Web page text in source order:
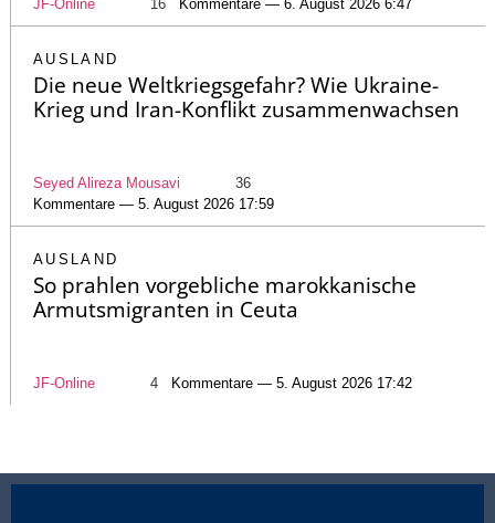
JF-Online 16 Kommentare — 6. August 2026 6:47
AUSLAND
Die neue Weltkriegsgefahr? Wie Ukraine-
Krieg und Iran-Konflikt zusammenwachsen
Seyed Alireza Mousavi
36
Kommentare — 5. August 2026 17:59
AUSLAND
So prahlen vorgebliche marokkanische
Armutsmigranten in Ceuta
JF-Online 4 Kommentare — 5. August 2026 17:42